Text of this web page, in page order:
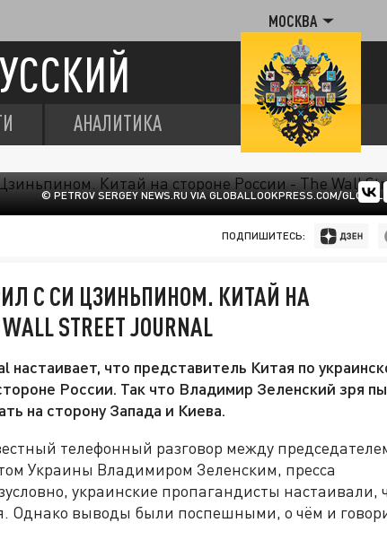
МОСКВА
АНАЛИТИКА
© PETROV SERGEY NEWS.RU VIA GLOBALLOOKPRESS.COM/
ПОДПИШИТЕСЬ:
С СИ ЦЗИНЬПИНОМ. КИТАЙ НА
STREET JOURNAL
настаивает, что представитель Китая по
России. Так что Владимир Зеленский зря
на сторону Запада и Киева.
телефонный разговор между
Украины Владимиром Зеленским, пресса
украинские пропагандисты настаивали,
Однако выводы были поспешными, о чём и